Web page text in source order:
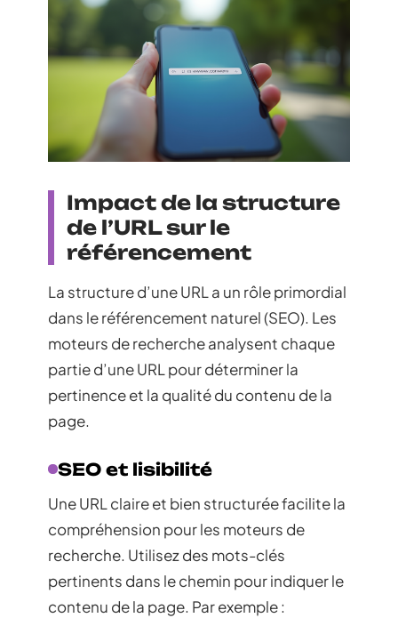
Impact de la structure
de l’URL sur le
référencement
La structure d’une URL a un rôle primordial
dans le référencement naturel (SEO). Les
moteurs de recherche analysent chaque
partie d’une URL pour déterminer la
pertinence et la qualité du contenu de la
page.
SEO et lisibilité
Une URL claire et bien structurée facilite la
compréhension pour les moteurs de
recherche. Utilisez des mots-clés
pertinents dans le chemin pour indiquer le
contenu de la page. Par exemple :